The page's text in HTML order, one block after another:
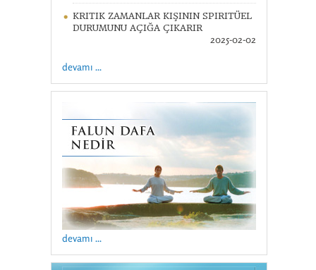
KRITIK ZAMANLAR KIŞININ SPIRITÜEL
DURUMUNU AÇIĞA ÇIKARIR
2025-02-02
devamı ...
devamı ...